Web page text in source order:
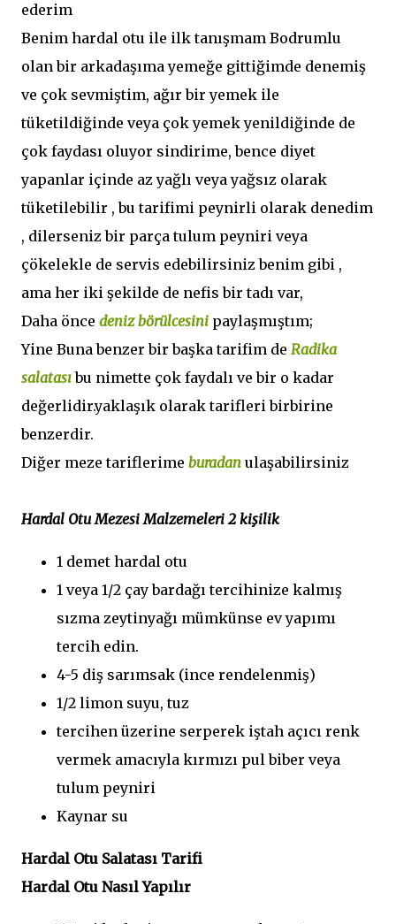
ederim
Benim hardal otu ile ilk tanışmam Bodrumlu
olan bir arkadaşıma yemeğe gittiğimde denemiş
ve çok sevmiştim, ağır bir yemek ile
tüketildiğinde veya çok yemek yenildiğinde de
çok faydası oluyor sindirime, bence diyet
yapanlar içinde az yağlı veya yağsız olarak
tüketilebilir , bu tarifimi peynirli olarak denedim
, dilerseniz bir parça tulum peyniri veya
çökelekle de servis edebilirsiniz benim gibi ,
ama her iki şekilde de nefis bir tadı var,
Daha önce deniz börülcesini paylaşmıştım;
Yine Buna benzer bir başka tarifim de Radika
salatasıbu nimette çok faydalı ve bir o kadar
değerlidir.yaklaşık olarak tarifleri birbirine
benzerdir.
Diğer meze tariflerime buradan ulaşabilirsiniz
Hardal Otu Mezesi Malzemeleri 2 kişilik
1 demet hardal otu
1 veya 1/2 çay bardağı tercihinize kalmış
sızma zeytinyağı mümkünse ev yapımı
tercih edin.
4-5 diş sarımsak (ince rendelenmiş)
1/2 limon suyu, tuz
tercihen üzerine serperek iştah açıcı renk
vermek amacıyla kırmızı pul biber veya
tulum peyniri
Kaynar su
Hardal Otu Salatası Tarifi
Hardal Otu Nasıl Yapılır